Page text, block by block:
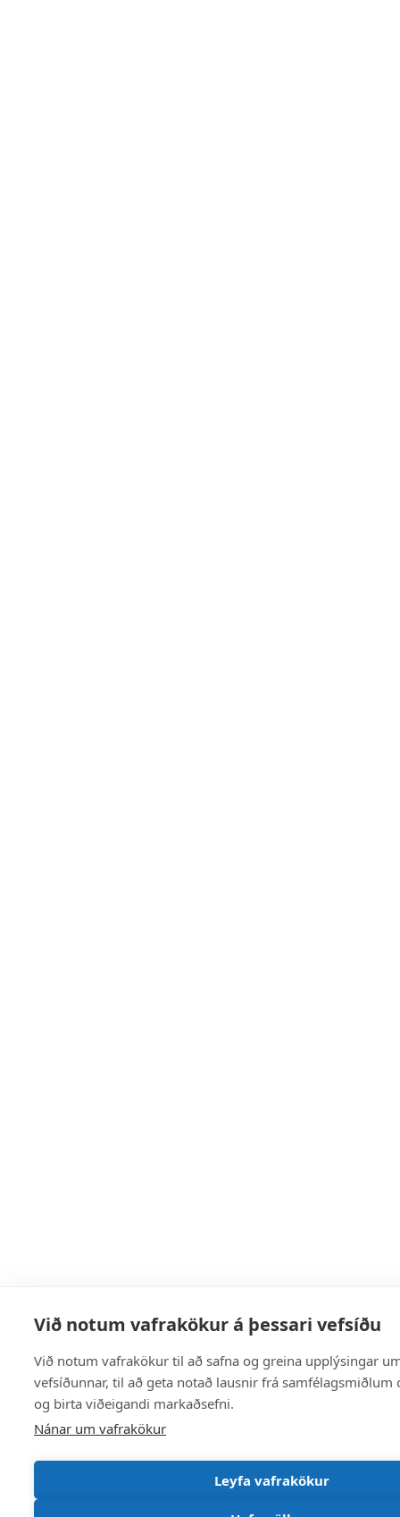
Við notum vafrakökur á þessari vefsíðu
Við notum vafrakökur til að safna og greina upplýsingar
vefsíðunnar, til að geta notað lausnir frá
og birta viðeigandi markaðsefni.
Nánar um vafrakökur
Leyfa vafrakökur